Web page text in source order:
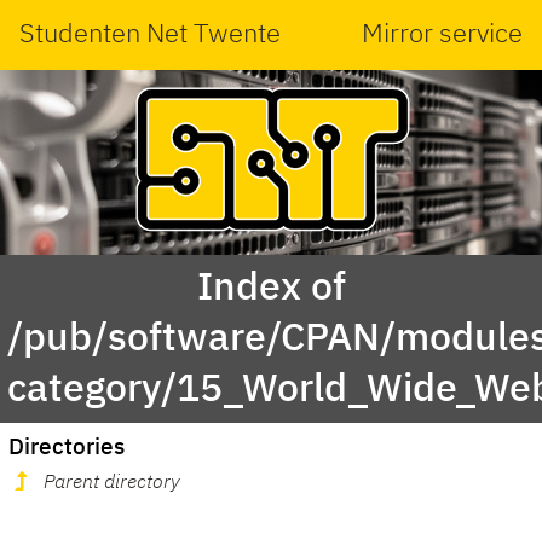
Studenten Net Twente Mirror service
Index of
/pub/software/CPAN/
category/
Directories
Parent directory